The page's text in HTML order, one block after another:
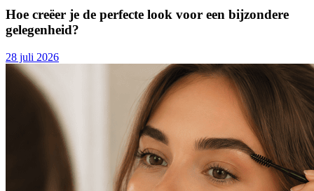
Hoe creëer je de perfecte look voor een bijzondere
gelegenheid?
28 juli 2026